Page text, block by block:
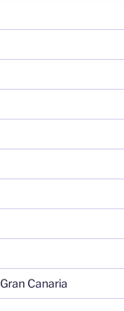
Canaria